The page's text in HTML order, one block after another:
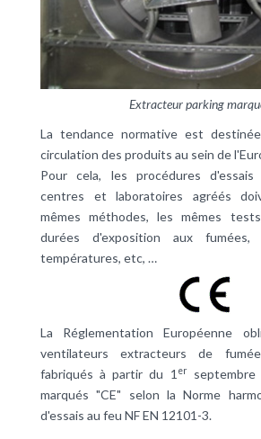
Extracteur parking
La tendance normative est
circulation des produits au sein de
Pour cela, les procédures
centres et laboratoires agréés
mêmes méthodes, les mêmes
durées d'exposition aux
températures, etc, …
La Réglementation Européenne
ventilateurs extracteurs de
fabriqués à partir du 1 erseptembre
marqués "CE" selon la Norme
d'essais au feu NFEN 12101-3.